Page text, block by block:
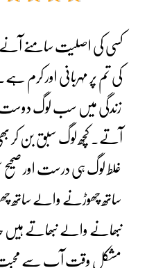
کسی کی اصلیت سامنے آنے پر
کی تم پر مہربانی اور کرم ہے۔
زندگی میں سب لوگ دوست
آتے۔ کچھ لوگ سبق بن کر
غلط لوگ ہی درست اور
ساتھ چھوڑنے والے ساتھ
نبھانے والے نبھاتے ہیں
مشکل وقت آپ سے محبت